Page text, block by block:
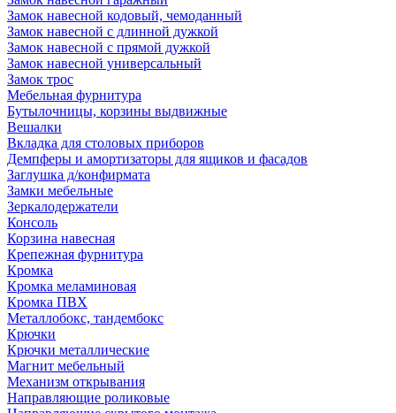
Замок навесной кодовый, чемоданный
Замок навесной с длинной дужкой
Замок навесной с прямой дужкой
Замок навесной универсальный
Замок трос
Мебельная фурнитура
Бутылочницы, корзины выдвижные
Вешалки
Вкладка для столовых приборов
Демпферы и амортизаторы для ящиков и фасадов
Заглушка д/конфирмата
Замки мебельные
Зеркалодержатели
Консоль
Корзина навесная
Крепежная фурнитура
Кромка
Кромка меламиновая
Кромка ПВХ
Металлобокс, тандембокс
Крючки
Крючки металлические
Магнит мебельный
Механизм открывания
Направляющие роликовые